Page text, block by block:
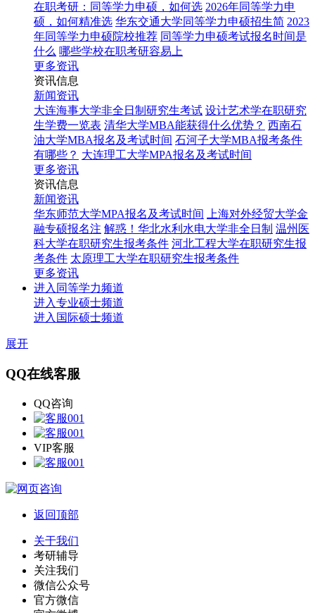
在职考研：同等学力申硕，如何选 2026年同等学力申
硕，如何精准选 华东交通大学同等学力申硕招生简 2023
年同等学力申硕院校推荐 同等学力申硕考试报名时间是
什么 哪些学校在职考研容易上
更多资讯
资讯信息
新闻资讯
大连海事大学非全日制研究生考试 设计艺术学在职研究
生学费一览表 清华大学MBA能获得什么优势？ 西南石
油大学MBA报名及考试时间 石河子大学MBA报考条件
有哪些？ 大连理工大学MPA报名及考试时间
更多资讯
资讯信息
新闻资讯
华东师范大学MPA报名及考试时间
上海对外经贸大学金
融专硕报名注 解惑！华北水利水电大学非全日制 温州医
科大学在职研究生报考条件 河北工程大学在职研究生报
考条件 太原理工大学在职研究生报考条件
更多资讯
进入同等学力频道
进入专业硕士频道
进入国际硕士频道
展开
QQ在线客服
QQ咨询
VIP客服
返回顶部
关于我们
考研辅导
关注我们
微信公众号
官方微信